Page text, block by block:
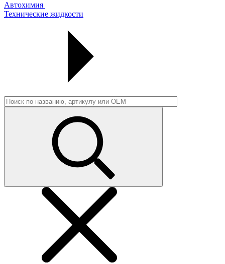
Автохимия
Технические жидкости